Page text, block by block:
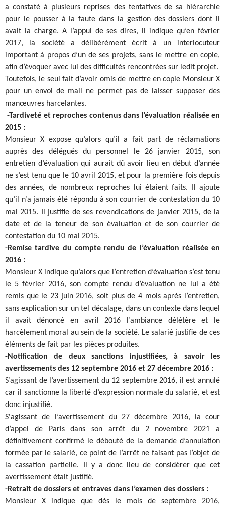
a constaté à plusieurs reprises des tentatives de sa hiérarchie
pour le pousser à la faute dans la gestion des dossiers dont il
avait la charge. A l’appui de ses dires, il indique qu’en février
2017, la société a délibérément écrit à un interlocuteur
important à propos d’un de ses projets, sans le mettre en copie,
afin d’évoquer avec lui des difficultés rencontrées sur ledit projet.
Toutefois, le seul fait d’avoir omis de mettre en copie Monsieur X
pour un envoi de mail ne permet pas de laisser supposer des
manœuvres harcelantes.
-Tardiveté et reproches contenus dans l’évaluation réalisée en
2015 :
Monsieur X expose qu’alors qu’il a fait part de réclamations
auprès des délégués du personnel le 26 janvier 2015, son
entretien d’évaluation qui aurait dû avoir lieu en début d’année
ne s’est tenu que le 10 avril 2015, et pour la première fois depuis
des années, de nombreux reproches lui étaient faits. Il ajoute
qu’il n’a jamais été répondu à son courrier de contestation du 10
mai 2015. Il justifie de ses revendications de janvier 2015, de la
date et de la teneur de son évaluation et de son courrier de
contestation du 10 mai 2015.
-Remise tardive du compte rendu de l’évaluation réalisée en
2016 :
Monsieur X indique qu’alors que l’entretien d’évaluation s’est tenu
le 5 février 2016, son compte rendu d’évaluation ne lui a été
remis que le 23 juin 2016, soit plus de 4 mois après l’entretien,
sans explication sur un tel décalage, dans un contexte dans lequel
il avait dénoncé en avril 2016 l’ambiance délétère et le
harcèlement moral au sein de la société. Le salarié justifie de ces
éléments de fait par les pièces produites.
-Notification de deux sanctions injustifiées, à savoir les
avertissements des 12 septembre 2016 et 27 décembre 2016 :
S’agissant de l’avertissement du 12 septembre 2016, il est annulé
car il sanctionne la liberté d’expression normale du salarié, et est
donc injustifié.
S'agissant de l’avertissement du 27 décembre 2016, la cour
d’appel de Paris dans son arrêt du 2 novembre 2021 a
définitivement confirmé le débouté de la demande d’annulation
formée par le salarié, ce point de l’arrêt ne faisant pas l’objet de
la cassation partielle. Il y a donc lieu de considérer que cet
avertissement était justifié.
-Retrait de dossiers et entraves dans l’examen des dossiers :
Monsieur X indique que dès le mois de septembre 2016,